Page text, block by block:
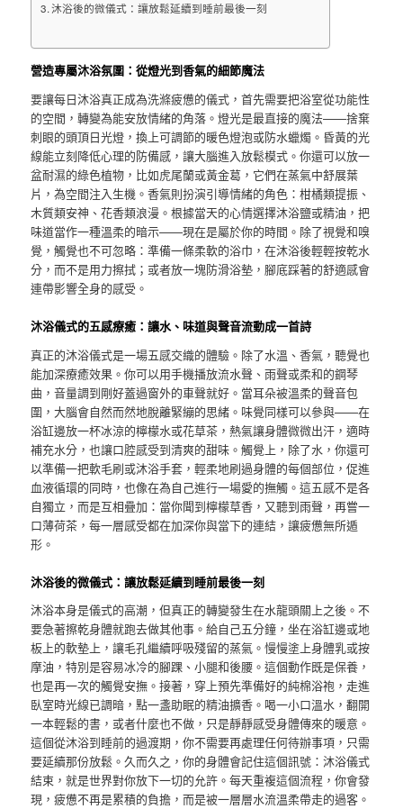
沐浴後的微儀式：讓放鬆延續到睡前最後一刻
營造專屬沐浴氛圍：從燈光到香氣的細節魔法
要讓每日沐浴真正成為洗滌疲憊的儀式，首先需要把浴室從功能性
的空間，轉變為能安放情緒的角落。燈光是最直接的魔法——捨棄
刺眼的頭頂日光燈，換上可調節的暖色燈泡或防水蠟燭。昏黃的光
線能立刻降低心理的防備感，讓大腦進入放鬆模式。你還可以放一
盆耐濕的綠色植物，比如虎尾蘭或黃金葛，它們在蒸氣中舒展葉
片，為空間注入生機。香氣則扮演引導情緒的角色：柑橘類提振、
木質類安神、花香類浪漫。根據當天的心情選擇沐浴鹽或精油，把
味道當作一種溫柔的暗示——現在是屬於你的時間。除了視覺和嗅
覺，觸覺也不可忽略：準備一條柔軟的浴巾，在沐浴後輕輕按乾水
分，而不是用力擦拭；或者放一塊防滑浴墊，腳底踩著的舒適感會
連帶影響全身的感受。
沐浴儀式的五感療癒：讓水、味道與聲音流動成一首詩
真正的沐浴儀式是一場五感交織的體驗。除了水溫、香氣，聽覺也
能加深療癒效果。你可以用手機播放流水聲、雨聲或柔和的鋼琴
曲，音量調到剛好蓋過窗外的車聲就好。當耳朵被溫柔的聲音包
圍，大腦會自然而然地脫離緊繃的思緒。味覺同樣可以參與——在
浴缸邊放一杯冰涼的檸檬水或花草茶，熱氣讓身體微微出汗，適時
補充水分，也讓口腔感受到清爽的甜味。觸覺上，除了水，你還可
以準備一把軟毛刷或沐浴手套，輕柔地刷過身體的每個部位，促進
血液循環的同時，也像在為自己進行一場愛的撫觸。這五感不是各
自獨立，而是互相疊加：當你聞到檸檬草香，又聽到雨聲，再嘗一
口薄荷茶，每一層感受都在加深你與當下的連結，讓疲憊無所遁
形。
沐浴後的微儀式：讓放鬆延續到睡前最後一刻
沐浴本身是儀式的高潮，但真正的轉變發生在水龍頭關上之後。不
要急著擦乾身體就跑去做其他事。給自己五分鐘，坐在浴缸邊或地
板上的軟墊上，讓毛孔繼續呼吸殘留的蒸氣。慢慢塗上身體乳或按
摩油，特別是容易冰冷的腳踝、小腿和後腰。這個動作既是保養，
也是再一次的觸覺安撫。接著，穿上預先準備好的純棉浴袍，走進
臥室時光線已調暗，點一盞助眠的精油擴香。喝一小口溫水，翻開
一本輕鬆的書，或者什麼也不做，只是靜靜感受身體傳來的暖意。
這個從沐浴到睡前的過渡期，你不需要再處理任何待辦事項，只需
要延續那份放鬆。久而久之，你的身體會記住這個訊號：沐浴儀式
結束，就是世界對你放下一切的允許。每天重複這個流程，你會發
現，疲憊不再是累積的負擔，而是被一層層水流溫柔帶走的過客。